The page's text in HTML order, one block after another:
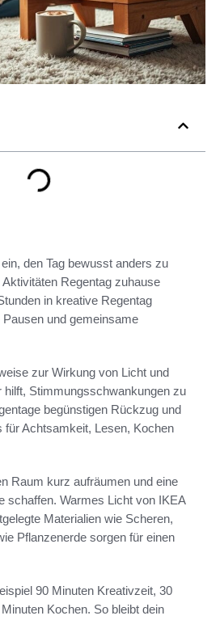
den Tag bewusst anders zu
Regentag zuhause
in kreative Regentag
und gemeinsame
zur Wirkung von Licht und
hilft, Stimmungsschwankungen zu
begünstigen Rückzug und
für Achtsamkeit, Lesen, Kochen
Raum kurz aufräumen und eine
schaffen. Warmes Licht von IKEA
Materialien wie Scheren,
Pflanzenerde sorgen für einen
90 Minuten Kreativzeit, 30
Kochen. So bleibt dein